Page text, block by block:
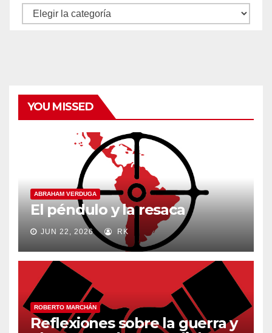
Autores
YOU MISSED
ABRAHAM VERDUGA
El péndulo y la resaca
JUN 22, 2026 RK
ROBERTO MARCHÁN
Reflexiones sobre la guerra y